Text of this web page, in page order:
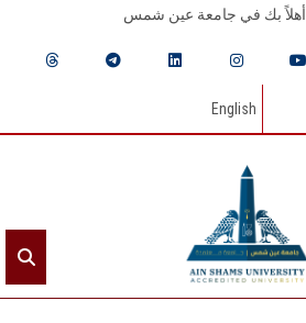
أهلاً بك في جامعة عين شمس
English